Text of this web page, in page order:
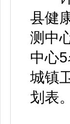
县健
测中
中心
城镇
划表。